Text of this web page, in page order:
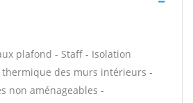
plafond - Staff - Isolation
des murs intérieurs -
non aménageables -